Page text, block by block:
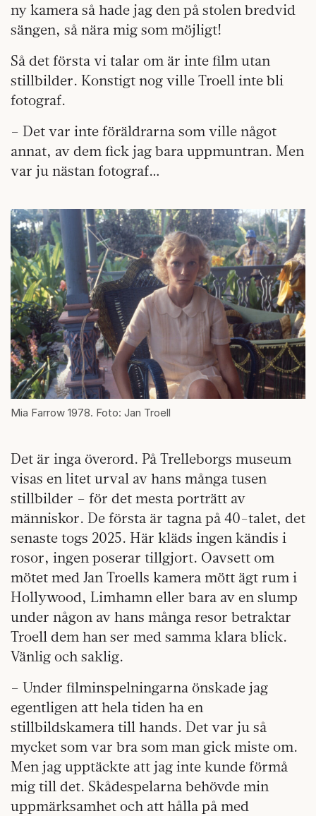
ny kamera så hade jag den på stolen bredvid
sängen, så nära mig som möjligt!
Så det första vi talar om är inte film utan
stillbilder. Konstigt nog ville Troell inte bli
fotograf.
– Det var inte föräldrarna som ville något
annat, av dem fick jag bara uppmuntran. Men
var ju nästan fotograf…
Mia Farrow 1978. Foto: Jan Troell
Det är inga överord. På Trelleborgs museum
visas en litet urval av hans många tusen
stillbilder – för det mesta porträtt av
människor. De första är tagna på 40-talet, det
senaste togs 2025. Här kläds ingen kändis i
rosor, ingen poserar tillgjort. Oavsett om
mötet med Jan Troells kamera mött ägt rum i
Hollywood, Limhamn eller bara av en slump
under någon av hans många resor betraktar
Troell dem han ser med samma klara blick.
Vänlig och saklig.
– Under filminspelningarna önskade jag
egentligen att hela tiden ha en
stillbildskamera till hands. Det var ju så
mycket som var bra som man gick miste om.
Men jag upptäckte att jag inte kunde förmå
mig till det. Skådespelarna behövde min
uppmärksamhet och att hålla på med